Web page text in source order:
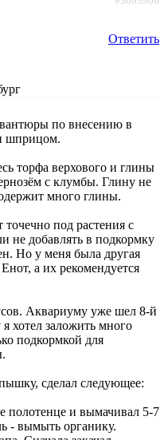
Ответить
по внесению в
шприцом.
торфа верхового и глины
с клумбы. Глину не
много глины.
под растения с
не добавлять в подкормку
Но у меня была другая
а их рекомендуется
Аквариуму уже шел 8-й
хотел заложить много
подкормкой для
сделал следующее:
полотенце и вымачивал 5-7
- вымыть органику.